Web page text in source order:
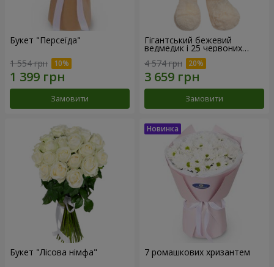
Букет "Персеїда"
1 554 грн
Замовити
Гігантський бежевий
ведмедик і 25 червоних
троянд
4 574 грн
Замовити
Букет "Лісова німфа" 7 ромашкових хризантем